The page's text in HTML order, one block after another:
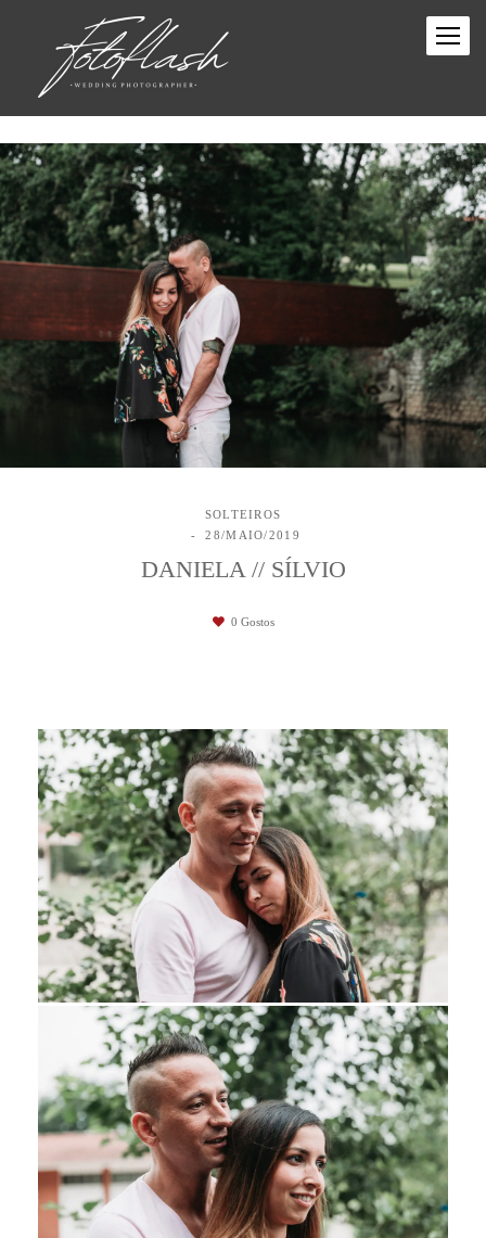
SOLTEIROS
28/MAIO/2019
DANIELA // SÍLVIO
0 Gostos